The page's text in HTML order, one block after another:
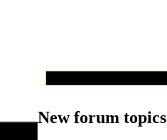
New forum topics